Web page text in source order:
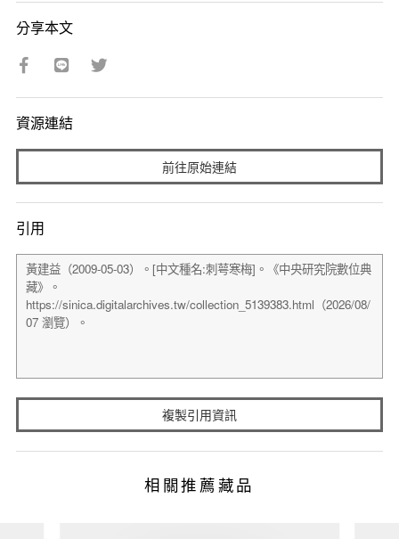
分享本文
資源連結
前往原始連結
引用
複製引用資訊
相關推薦藏品